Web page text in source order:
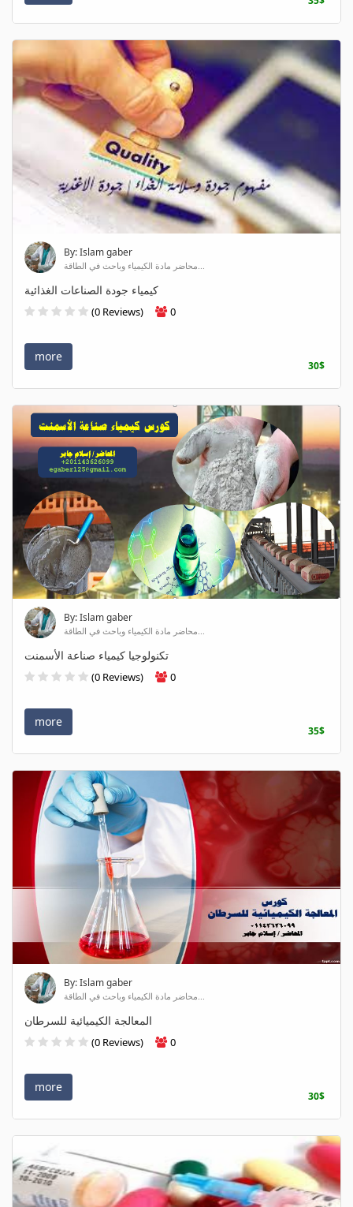
By: Islam gaber
محاضر مادة الكيمياء وباحث في الطاقة...
كيمياء جودة الصناعات الغذائية
(0 Reviews) 0
more
30$
By: Islam gaber
محاضر مادة الكيمياء وباحث في الطاقة...
تكنولوجيا كيمياء صناعة الأسمنت
(0 Reviews) 0
more
35$
By: Islam gaber
محاضر مادة الكيمياء وباحث في الطاقة...
المعالجة الكيميائية للسرطان
(0 Reviews) 0
more
30$